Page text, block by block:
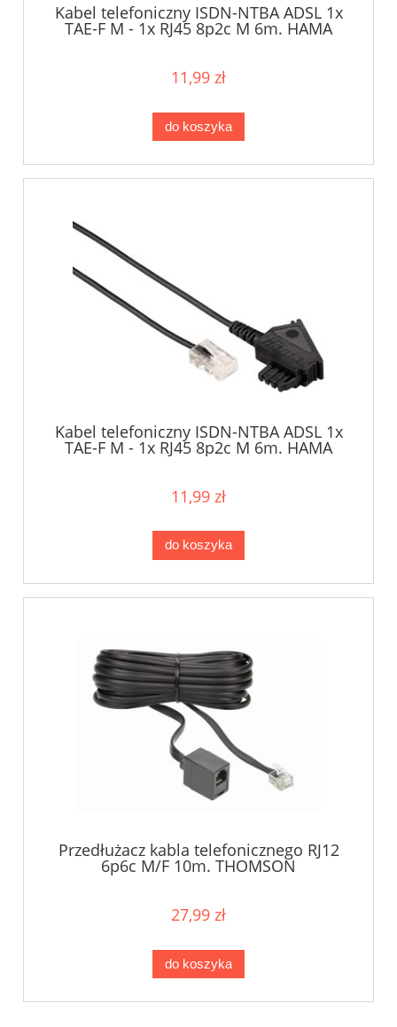
Kabel telefoniczny ISDN-NTBA ADSL 1x
TAE-F M - 1x RJ45 8p2c M 6m. HAMA
11,99 zł
do koszyka
Kabel telefoniczny ISDN-NTBA ADSL 1x
TAE-F M - 1x RJ45 8p2c M 6m. HAMA
11,99 zł
do koszyka
Przedłużacz kabla telefonicznego RJ12
6p6c M/F 10m. THOMSON
27,99 zł
do koszyka